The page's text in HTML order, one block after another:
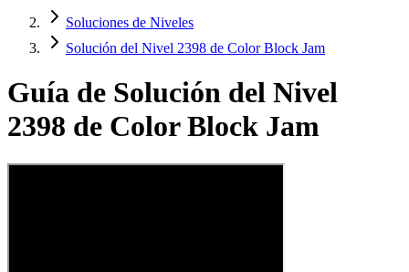
Soluciones de Niveles
Solución del Nivel 2398 de Color Block Jam
Guía de Solución del Nivel
2398 de Color Block Jam